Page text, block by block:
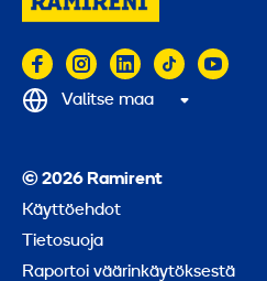
© 2026 Ramirent
Käyttöehdot
Tietosuoja
Raportoi väärinkäytöksestä
Valitse maa